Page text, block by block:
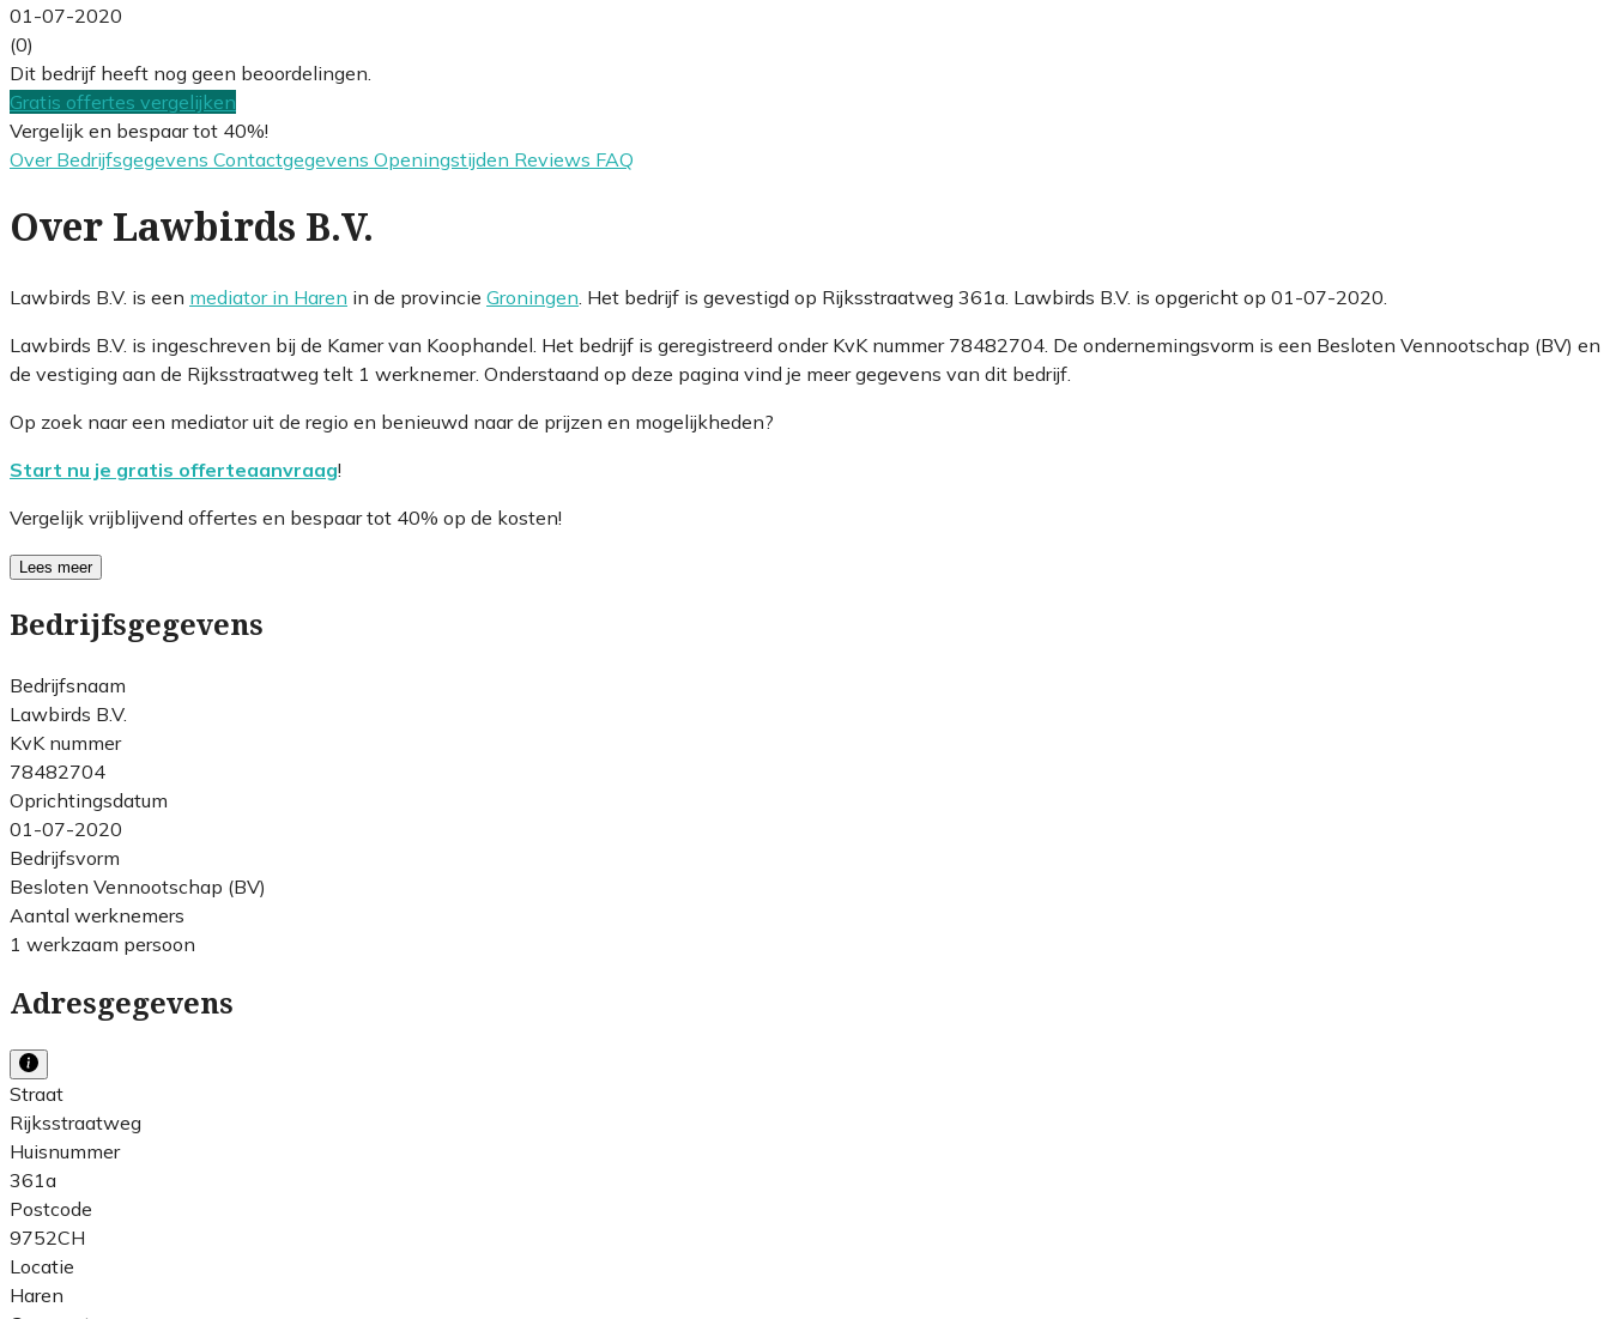
01-07-2020
(0)
Dit bedrijf heeft nog geen beoordelingen.
Gratis offertes vergelijken
Vergelijk en bespaar tot 40%!
Over Bedrijfsgegevens Contactgegevens Openingstijden Reviews FAQ
Over Lawbirds B.V.
Lawbirds B.V. is een mediator in Haren in de provincie Groningen . Het bedrijf is gevestigd op Rijksstraatweg 361a. Lawbirds B.V. is opgericht op 01-07-2020.
Lawbirds B.V. is ingeschreven bij de Kamer van Koophandel. Het bedrijf is geregistreerd onder KvK nummer 78482704. De ondernemingsvorm is een Besloten Vennootschap (BV) en
de vestiging aan de Rijksstraatweg telt 1 werknemer. Onderstaand op deze pagina vind je meer gegevens van dit bedrijf.
Op zoek naar een mediator uit de regio en benieuwd naar de prijzen en mogelijkheden?
Start nu je gratis offerteaanvraag!
Vergelijk vrijblijvend offertes en bespaar tot 40% op de kosten!
Lees meer
Bedrijfsgegevens
Bedrijfsnaam
Lawbirds B.V.
KvK nummer
78482704
Oprichtingsdatum
01-07-2020
Bedrijfsvorm
Besloten Vennootschap (BV)
Aantal werknemers
1 werkzaam persoon
Adresgegevens
Straat
Rijksstraatweg
Huisnummer
361a
Postcode
9752CH
Locatie
Haren